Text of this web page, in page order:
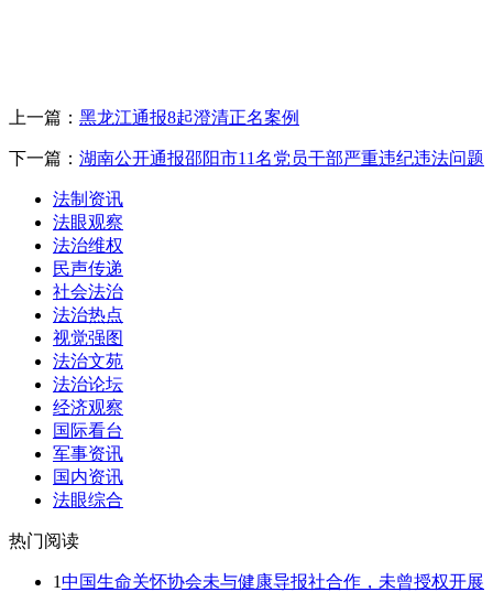
上一篇： 黑龙江通报8起澄清正名案例
下一篇： 湖南公开通报邵阳市11名党员干部严重违纪违法问题
法制资讯
法眼观察
法治维权
民声传递
社会法治
法治热点
视觉强图
法治文苑
法治论坛
经济观察
国际看台
军事资讯
国内资讯
法眼综合
热门阅读
1中国生命关怀协会未与健康导报社合作，未曾授权开展